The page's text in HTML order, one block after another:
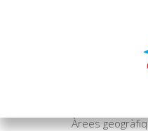
Àrees